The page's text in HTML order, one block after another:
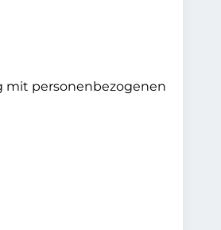
mit personenbezogenen